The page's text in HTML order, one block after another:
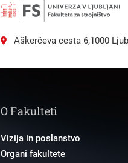
Aškerčeva cesta 6,1000
O Fakulteti
Vizija in poslanstvo
Organi fakultete